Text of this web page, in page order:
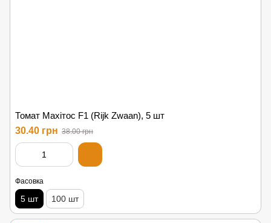
Томат Махітос F1 (Rijk Zwaan), 5 шт
30.40 грн 38.00 грн
Фасовка
5 шт 100 шт